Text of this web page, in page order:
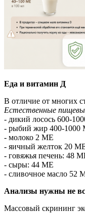
Еда и витамин Д
В отличие от многих
Естественные
- дикий лосось 600-
- рыбий жир 400-1000
- молоко 2 МЕ
- яичный желток 20
- говяжья печень: 48
- сыры: 44 МЕ
- сливочное масло 52
Анализы нужны не
Массовый скрининг